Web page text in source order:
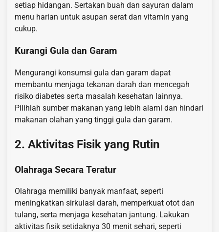
setiap hidangan. Sertakan buah dan sayuran dalam
menu harian untuk asupan serat dan vitamin yang
cukup.
Kurangi Gula dan Garam
Mengurangi konsumsi gula dan garam dapat
membantu menjaga tekanan darah dan mencegah
risiko diabetes serta masalah kesehatan lainnya.
Pilihlah sumber makanan yang lebih alami dan hindari
makanan olahan yang tinggi gula dan garam.
2. Aktivitas Fisik yang Rutin
Olahraga Secara Teratur
Olahraga memiliki banyak manfaat, seperti
meningkatkan sirkulasi darah, memperkuat otot dan
tulang, serta menjaga kesehatan jantung. Lakukan
aktivitas fisik setidaknya 30 menit sehari, seperti